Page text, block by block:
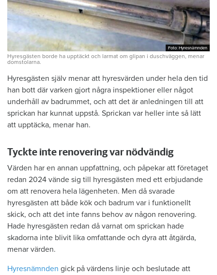
Foto: Hyresnämnden
Foto: Hyresnämnden
Hyresgästen borde ha upptäckt och larmat om glipan i duschväggen, menar
domstolarna.
Hyresgästen själv menar att hyresvärden under hela den tid
han bott där varken gjort några inspektioner eller något
underhåll av badrummet, och att det är anledningen till att
sprickan har kunnat uppstå. Sprickan var heller inte så lätt
att upptäcka, menar han.
Tyckte inte renovering var nödvändig
Värden har en annan uppfattning, och påpekar att företaget
redan 2024 vände sig till hyresgästen med ett erbjudande
om att renovera hela lägenheten. Men då svarade
hyresgästen att både kök och badrum var i funktionellt
skick, och att det inte fanns behov av någon renovering.
Hade hyresgästen redan då varnat om sprickan hade
skadorna inte blivit lika omfattande och dyra att åtgärda,
menar värden.
Hyresnämnden gick på värdens linje och beslutade att